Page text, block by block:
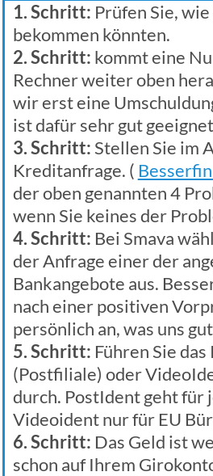
1. Schritt: Prüfen Sie,
bekommen könnten.
2. Schritt: kommt eine
Rechner weiter oben
wir erst eine
ist dafür sehr gut
3. Schritt: Stellen Sie im
Kreditanfrage. (
der oben genannten 4
wenn Sie keines der
4. Schritt: Bei Smava
der Anfrage einer der
Bankangebote aus.
nach einer positiven
persönlich an, was uns
5. Schritt: Führen Sie
(Postfiliale) oder
durch. PostIdent geht für
Videoident nur für EU
6. Schritt: Das Geld ist
schon auf Ihrem